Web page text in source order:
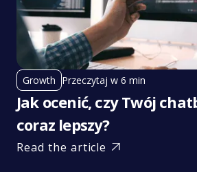
Growth Przeczytaj w 6 min
Jak ocenić, czy Twój
coraz lepszy?
Read the article 